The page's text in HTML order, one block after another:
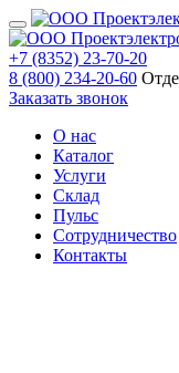
+7 (8352) 23-70-20
8 (800) 234-20-60
Заказать звонок
О нас
Каталог
Услуги
Склад
Пульс
Сотрудничество
Контакты